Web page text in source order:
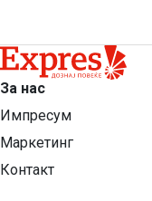
За нас
Импресум
Маркетинг
Контакт